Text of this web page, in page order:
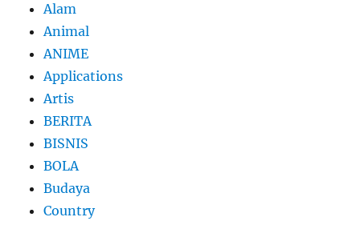
Alam
Animal
ANIME
Applications
Artis
BERITA
BISNIS
BOLA
Budaya
Country